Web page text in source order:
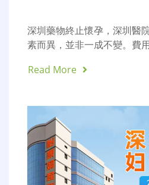
深圳藥物終止懷孕，深圳醫
素而異，並非一成不變。費
Read More